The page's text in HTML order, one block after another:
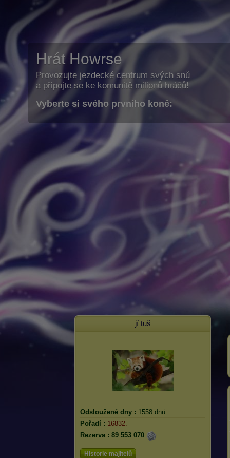
Hrát Howrse
Provozujte jezdecké centrum svých snů
a připojte se ke komunitě milionů hráčů!
Vyberte si svého prvního koně:
jí tuš
Odsloužené dny : 1558 dnů
Pořadí : 16832.
Rezerva : 89 553 070
Historie majitelů